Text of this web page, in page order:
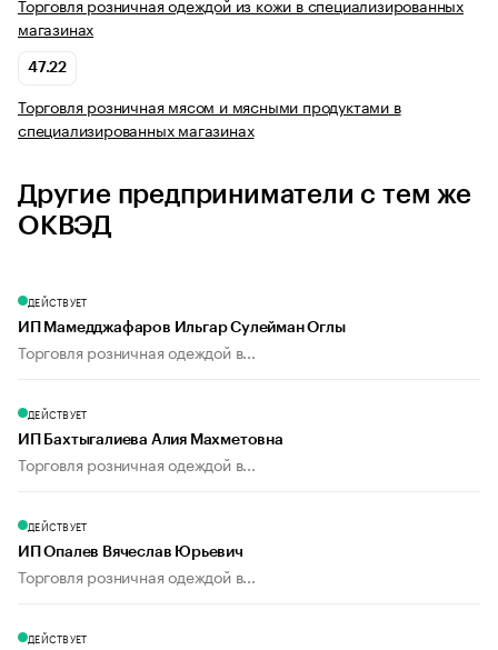
Торговля розничная одеждой из кожи в специализированных
магазинах
47.22
Торговля розничная мясом и мясными продуктами в
специализированных магазинах
Другие предприниматели с тем же
ОКВЭД
ДЕЙСТВУЕТ
ИП Мамедджафаров Ильгар Сулейман Оглы
Торговля розничная одеждой в...
ДЕЙСТВУЕТ
ИП Бахтыгалиева Алия Махметовна
Торговля розничная одеждой в...
ДЕЙСТВУЕТ
ИП Опалев Вячеслав Юрьевич
Торговля розничная одеждой в...
ДЕЙСТВУЕТ